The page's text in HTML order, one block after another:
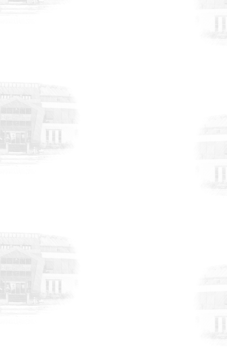
Meydan Osmaniye Projesi Lansmanı”
programına katılım